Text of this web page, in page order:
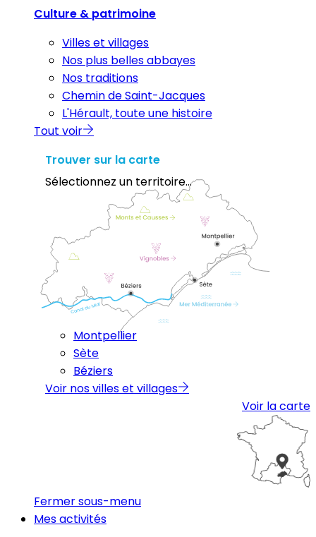
Culture & patrimoine
Villes et villages
Nos plus belles abbayes
Nos traditions
Chemin de Saint-Jacques
L'Hérault, toute une histoire
Tout voir
Trouver sur la carte
Sélectionnez un territoire...
Montpellier
Sète
Béziers
Voir nos villes et villages
Voir la carte
Fermer sous-menu
Mes activités